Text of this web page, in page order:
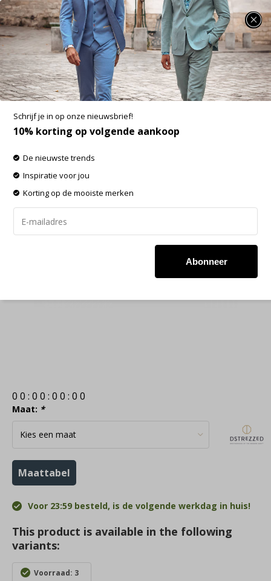
SUMMER SALE: 25% t/m 50% korting op heel veel zomerse items!
Dstrezzed Polo Korte Mouw Coral (202380 -
428)
Aan verlanglijst toevoegen
0 0 : 0 0 : 0 0 : 0 0
Maat: *
Maattabel
Voor 23:59 besteld, is de volgende werkdag in huis!
This product is available in the following
variants:
Voorraad: 3
Schrijf je in op onze nieuwsbrief!
10% korting op volgende aankoop
De nieuwste trends
Inspiratie voor jou
Korting op de mooiste merken
Abonneer